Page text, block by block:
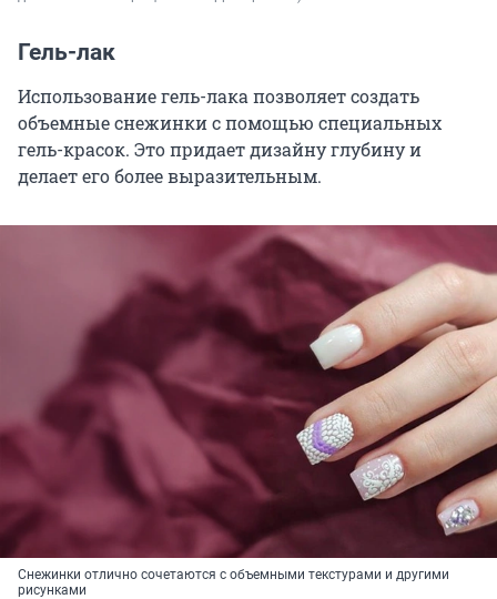
Гель-лак
Использование гель-лака позволяет создать
объемные снежинки с помощью специальных
гель-красок. Это придает дизайну глубину и
делает его более выразительным.
Снежинки отлично сочетаются с объемными текстурами и другими
рисунками